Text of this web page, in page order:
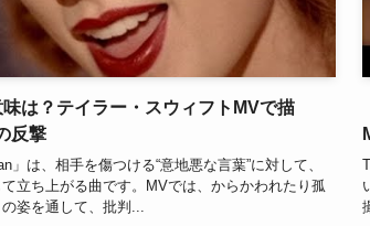
味は？テイラー・スウィフトMVで描
反撃
」は、相手を傷つける“意地悪な言葉”に対して、
立ち上がる曲です。MVでは、からかわれたり孤
姿を通して、批判...